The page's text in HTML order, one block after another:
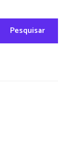
Pesquisar